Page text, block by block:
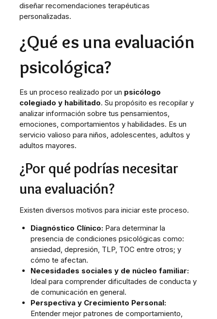
diseñar recomendaciones terapéuticas
personalizadas.
¿Qué es una evaluación
psicológica?
Es un proceso realizado por un psicólogo
colegiado y habilitado. Su propósito es recopilar y
analizar información sobre tus pensamientos,
emociones, comportamientos y habilidades. Es un
servicio valioso para niños, adolescentes, adultos y
adultos mayores.
¿Por qué podrías necesitar
una evaluación?
Existen diversos motivos para iniciar este proceso.
Diagnóstico Clínico:Para determinar la
presencia de condiciones psicológicas como:
ansiedad, depresión, TLP, TOC entre otros; y
cómo te afectan.
Necesidades sociales y de núcleo familiar:
Ideal para comprender dificultades de conducta y
de comunicación en general.
Perspectiva y Crecimiento Personal:
Entender mejor patrones de comportamiento,